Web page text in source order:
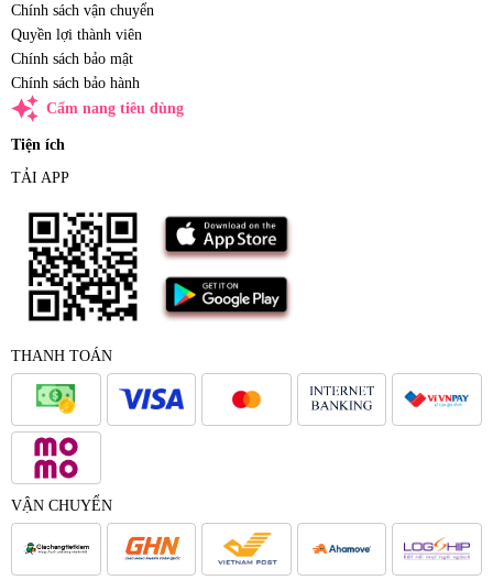
Chính sách vận chuyển
Quyền lợi thành viên
Chính sách bảo mật
Chính sách bảo hành
auto_awesome Cẩm nang tiêu dùng
Tiện ích
TẢI APP
THANH TOÁN
VẬN CHUYỂN